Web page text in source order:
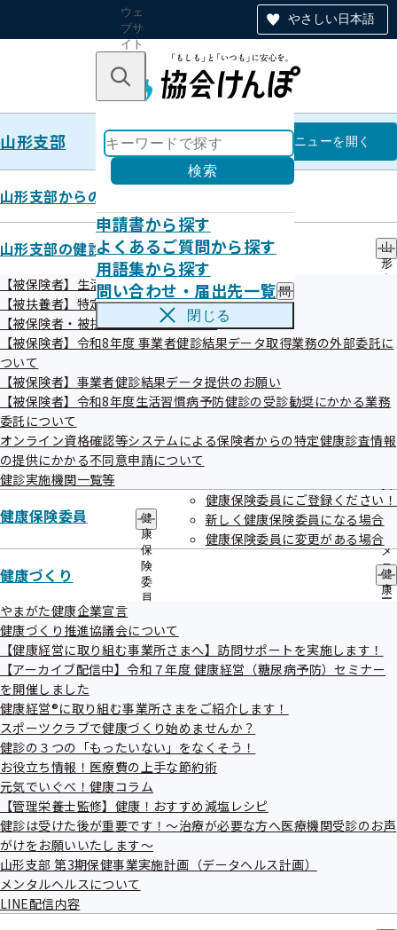
やさしい日本語
ウェ
ブサ
イト
のナ
ン
キーワードで探す
検索
申請書から探す
よくあるご質問から探す
用語集から探す
問い合わせ・届出先一覧 問
い
わ
届
出
一
覧
ブ
メ
ニ
ュ
閉じる
山形支部 山形支部
メニューを開く
山形支部からのお知らせ
山形支部の健診・保健指導のご案内
山
形
診
指
の
内
の
サ
ブ
メ
ニ
ュ
ー
【被保険者】生活習慣病予防健診等のご案内
【被扶養者】特定健康診査
【被保険者・被扶養者】特定保健指導
【被保険者】令和8年度 事業者健診結果データ取得業務の外部委託に
ついて
【被保険者】事業者健診結果データ提供のお願い
【被保険者】令和8年度生活習慣病予防健診の受診勧奨にかかる業務
委託について
オンライン資格確認等システムによる保険者からの特定健康診査情報
の提供にかかる不同意申請について
健診実施機関一覧等
健康保険委員
健
康
保
険
委
員
サ
ブ
メ
ニ
ー
健康保険委員にご登録ください！
新しく健康保険委員になる場合
健康保険委員に変更がある場合
健康づくり
健
康
の
サ
やまがた健康企業宣言
健康づくり推進協議会について
【健康経営に取り組む事業所さまへ】訪問サポートを実施します！
【アーカイブ配信中】令和７年度 健康経営（糖尿病予防）セミナー
を開催しました
健康経営®に取り組む事業所さまをご紹介します！
スポーツクラブで健康づくり始めませんか？
健診の３つの「もったいない」をなくそう！
お役立ち情報！医療費の上手な節約術
元気でいぐべ！健康コラム
【管理栄養士監修】健康！おすすめ減塩レシピ
健診は受けた後が重要です！～治療が必要な方へ医療機関受診のお声
がけをお願いいたします～
山形支部 第3期保健事業実施計画（データヘルス計画）
メンタルヘルスについて
LINE配信内容
お役立ち情報！医療費の上手な節
約術
令和03年06月21日
医療機関に支払う医療費も、生活費と同様にちょっとした心
がけで節約することができます。
節約といっても、具合が悪いのに受診せず、我慢するという
ことではありません。
実は、受診の際のちょっとした心がけで医療費の無駄を減ら
すことができます。
皆様ができる医療費節約のポイントをお伝えします！